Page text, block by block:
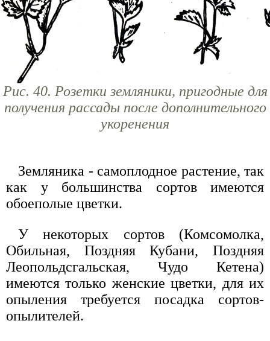
Рис. 40. Розетки земляники, пригодные для
получения рассады после дополнительного
укоренения
Земляника - самоплодное растение, так
как у большинства сортов имеются
обоеполые цветки.
У некоторых сортов (Комсомолка,
Обильная, Поздняя Кубани, Поздняя
Леопольдсгальская, Чудо Кетена)
имеются только женские цветки, для их
опыления требуется посадка сортов-
опылителей.